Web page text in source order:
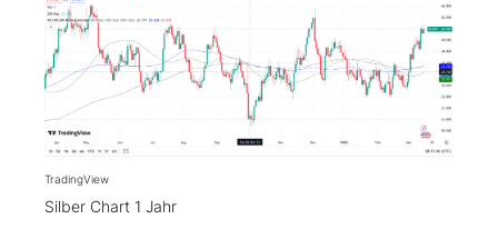
TradingView
Silber Chart 1 Jahr